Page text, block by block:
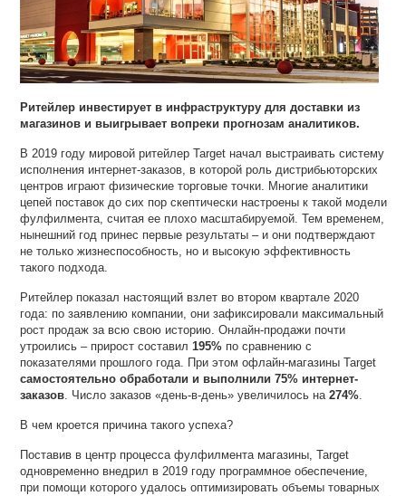
Ритейлер инвестирует в инфраструктуру для доставки из
магазинов и выигрывает вопреки прогнозам аналитиков.
В 2019 году мировой ритейлер Target начал выстраивать систему
исполнения интернет-заказов, в которой роль дистрибьюторских
центров играют физические торговые точки. Многие аналитики
цепей поставок до сих пор скептически настроены к такой модели
фулфилмента, считая ее плохо масштабируемой. Тем временем,
нынешний год принес первые результаты – и они подтверждают
не только жизнеспособность, но и высокую эффективность
такого подхода.
Ритейлер показал настоящий взлет во втором квартале 2020
года: по заявлению компании, они зафиксировали максимальный
рост продаж за всю свою историю. Онлайн-продажи почти
утроились – прирост составил 195% по сравнению с
показателями прошлого года. При этом офлайн-магазины Target
самостоятельно обработали и выполнили 75% интернет-
заказов. Число заказов «день-в-день» увеличилось на 274%.
В чем кроется причина такого успеха?
Поставив в центр процесса фулфилмента магазины, Target
одновременно внедрил в 2019 году программное обеспечение,
при помощи которого удалось оптимизировать объемы товарных